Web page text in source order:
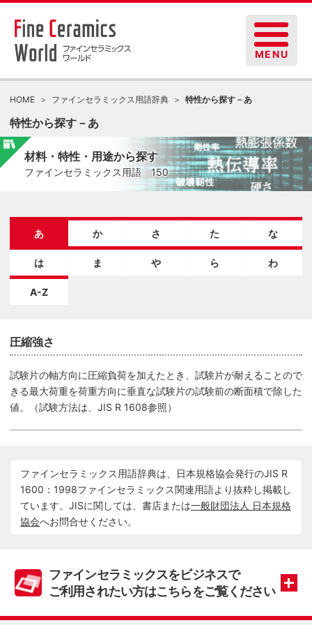
HOME ファインセラミックス用語辞典 特性から探す－あ
特性から探す－あ
材料・特性・用途から探す
ファインセラミックス用語 150
あ か さ た な
は ま や ら わ
A-Z
圧縮強さ
試験片の軸方向に圧縮負荷を加えたとき、試験片が耐えることので
きる最大荷重を荷重方向に垂直な試験片の試験前の断面積で除した
値。（試験方法は、JIS R 1608参照）
ファインセラミックス用語辞典は、日本規格協会発行のJIS R
1600：1998ファインセラミックス関連用語より抜粋し掲載し
ています。JISに関しては、書店または一般財団法人 日本規格
協会へお問合せください。
ファインセラミックスをビジネスで
ご利用されたい方はこちらをご覧ください